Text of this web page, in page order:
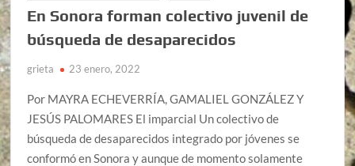
En Sonora forman colectivo juvenil de
búsqueda de desaparecidos
grieta 23 enero, 2022
Por MAYRA ECHEVERRÍA, GAMALIEL GONZÁLEZ Y
JESÚS PALOMARES El imparcial Un colectivo de
búsqueda de desaparecidos integrado por jóvenes se
conformó en Sonora y aunque de momento solamente